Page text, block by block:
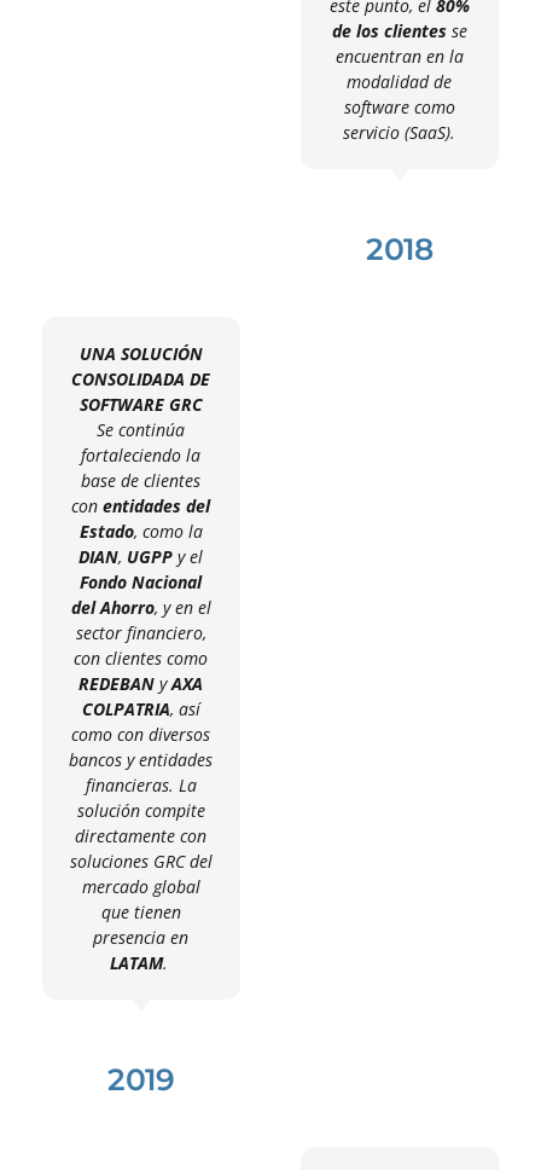
este punto, el 80%
de los clientesse
encuentran en la
modalidad de
software como
servicio (SaaS).
2018
UNA SOLUCIÓN
CONSOLIDADA DE
SOFTWARE GRC
Se continúa
fortaleciendo la
base de clientes
conentidades del
Estado, como la
DIAN, UGPP y el
Fondo Nacional
del Ahorro, y en el
sector financiero,
con clientes como
REDEBAN yAXA
COLPATRIA, así
como con diversos
bancos y entidades
financieras. La
solución compite
directamente con
soluciones GRC del
mercado global
que tienen
presencia en
LATAM.
2019